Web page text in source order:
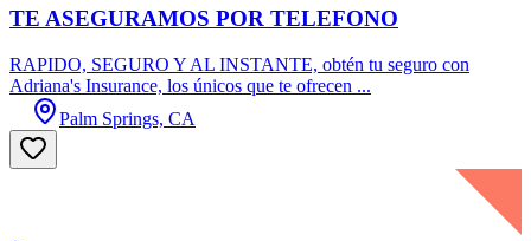
TE ASEGURAMOS POR TELEFONO
RAPIDO, SEGURO Y AL INSTANTE, obtén tu seguro con
Adriana's Insurance, los únicos que te ofrecen ...
Palm Springs, CA